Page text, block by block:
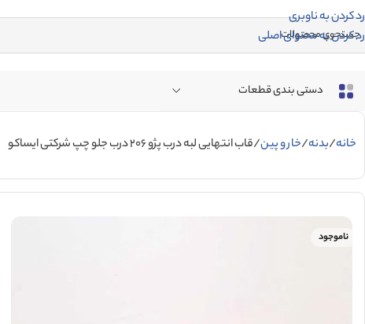
رد کردن به ناوبری
رد کردن به محتوای اصلی
دستی بندی قطعات
خانه بدنه خار و پین قاب انتهایی لبه درب پژو 206 درب جلو چپ شرکتی ایساکو
ناموجود